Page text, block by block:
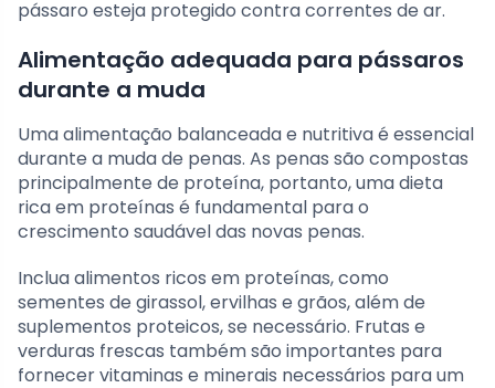
pássaro esteja protegido contra correntes de ar.
Alimentação adequada para pássaros
durante a muda
Uma alimentação balanceada e nutritiva é essencial
durante a muda de penas. As penas são compostas
principalmente de proteína, portanto, uma dieta
rica em proteínas é fundamental para o
crescimento saudável das novas penas.
Inclua alimentos ricos em proteínas, como
sementes de girassol, ervilhas e grãos, além de
suplementos proteicos, se necessário. Frutas e
verduras frescas também são importantes para
fornecer vitaminas e minerais necessários para um